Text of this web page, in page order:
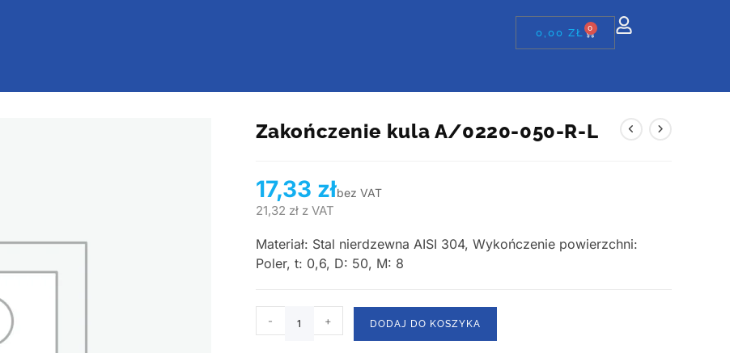
0,00ZŁ 0
Zakończenie kula A/0220-050-R-L
17,33 złbez VAT
21,32 złz VAT
Materiał: Stal nierdzewna AISI 304, Wykończenie powierzchni:
Poler, t: 0,6, D: 50, M: 8
- + DODAJ DO KOSZYKA